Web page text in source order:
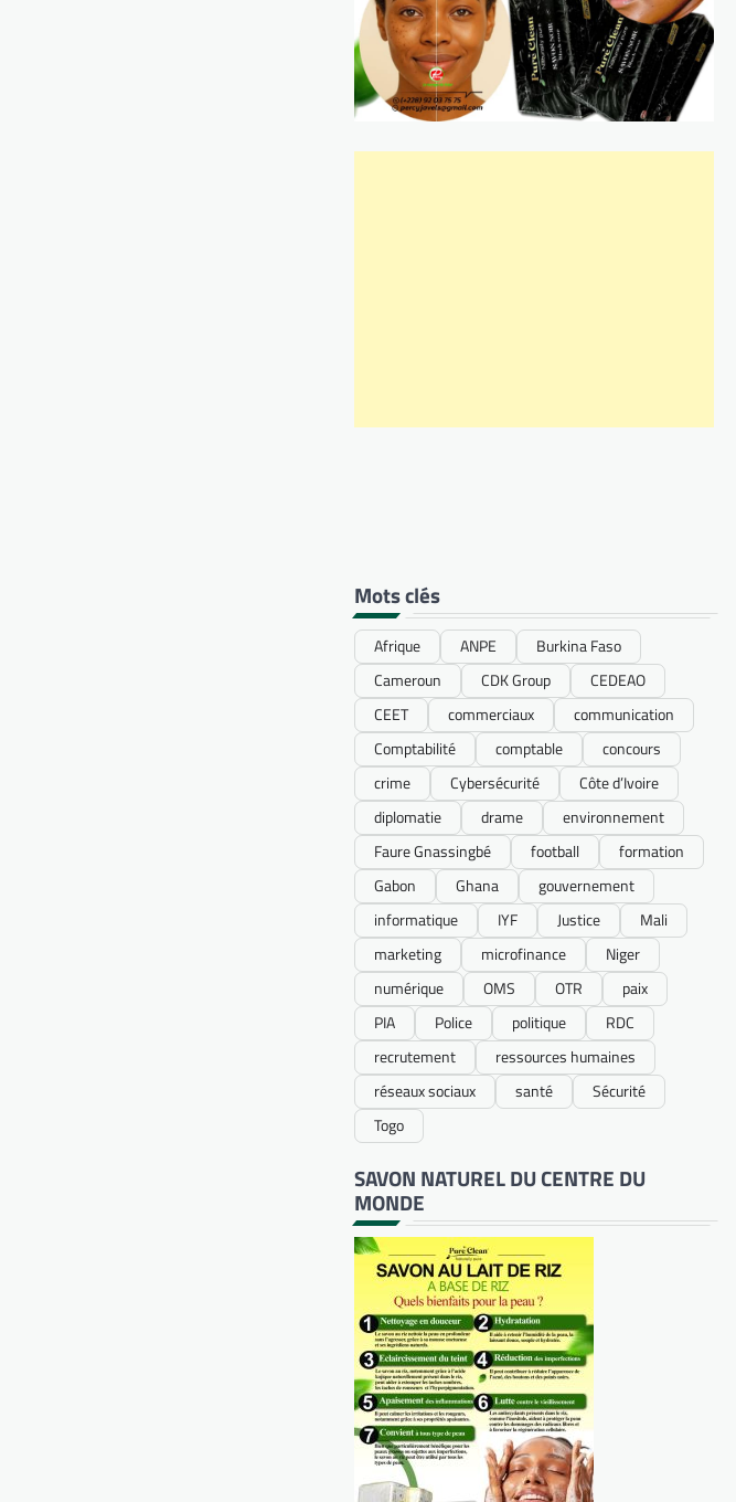
Mots clés
Afrique ANPE
Burkina Faso
Cameroun
CDK Group
CEDEAO
CEET
commerciaux
communication
Comptabilité
comptable
concours
crime
Cybersécurité
Côte d’Ivoire
diplomatie
drame
environnement
Faure Gnassingbé
football
formation
Gabon
Ghana
gouvernement
informatique
IYF Justice
Mali
marketing
microfinance
Niger
numérique
OMS OTR
paix
PIA
Police politique
RDC
recrutement
ressources humaines
réseaux sociaux
santé
Sécurité
Togo
SAVON NATUREL DU CENTRE DU
MONDE